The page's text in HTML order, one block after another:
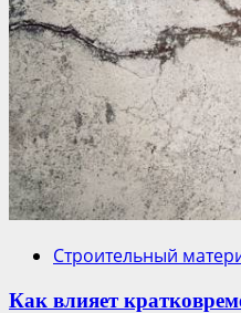
Строительный
Как влияет